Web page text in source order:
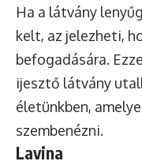
Ha a látvány
kelt, az jelezheti,
befogadására.
ijesztő látvány
életünkben,
szembenézni.
Lavina